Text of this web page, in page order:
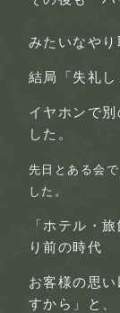
みたいなやり
結局 「失礼
イヤホンで
した。
先日とある会
した。
「ホテル・
り前の時代
お客様の思
すから」
と、